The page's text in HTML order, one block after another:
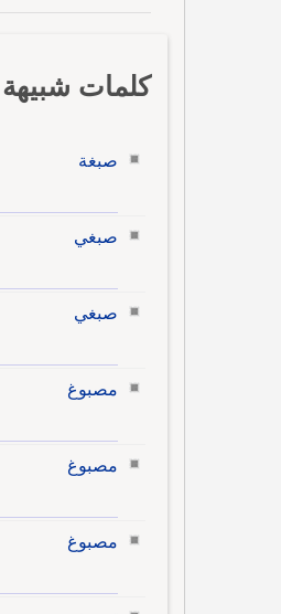
كلمات
صبغة
صبغي
صبغي
مصبوغ
مصبوغ
مصبوغ